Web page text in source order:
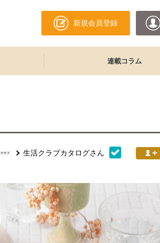
新規会員登録
連載コラム
生活クラブカタログさん